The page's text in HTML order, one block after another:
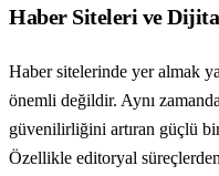
Haber Siteleri ve
Haber sitelerinde yer almak
önemli değildir. Aynı
güvenilirliğini artıran güçlü
Özellikle editoryal